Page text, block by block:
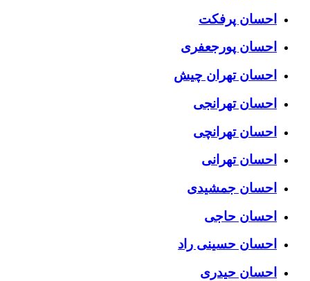
احسان پرفکت
احسان پورجعفری
احسان تهران چیش
احسان تهرانجی
احسان تهرانچی
احسان تهرانی
احسان جمشیدی
احسان حاجی
احسان حسینی راد
احسان حیدری